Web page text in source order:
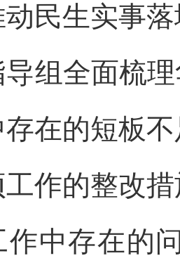
动民生实事
导组全面梳
在的短板
工作的整改
作中存在的